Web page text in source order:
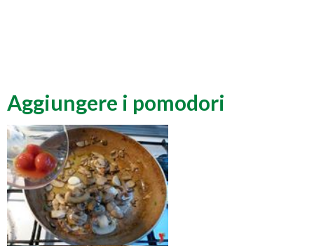
Aggiungere i pomodori